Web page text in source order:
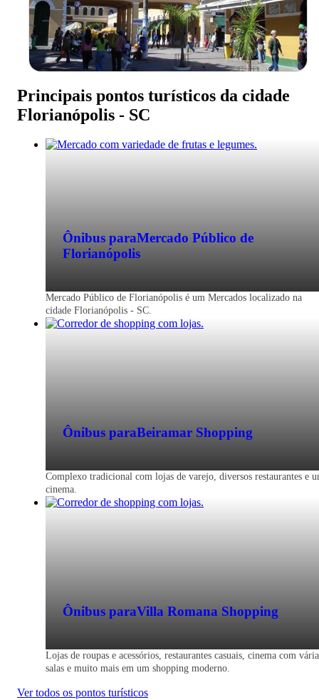
Principais pontos turísticos da cidade
Florianópolis - SC
Ônibus paraMercado Público de
Florianópolis
Mercado Público de Florianópolis é um Mercados localizado na
cidade Florianópolis - SC.
Ônibus paraBeiramar Shopping
Complexo tradicional com lojas de varejo, diversos restaurantes e
cinema.
Ônibus paraVilla Romana Shopping
Lojas de roupas e acessórios, restaurantes casuais, cinema com
salas e muito mais em um shopping moderno.
Ver todos os pontos turísticos